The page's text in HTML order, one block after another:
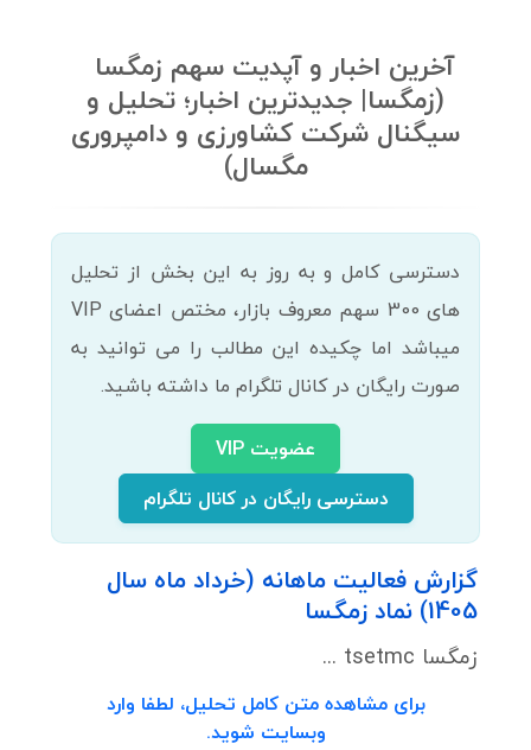
آخرین اخبار و آپدیت سهم زمگسا
(زمگسا| جدیدترین اخبار؛ تحلیل و
سیگنال شرکت کشاورزی و دامپروری
مگسال)
دسترسی کامل و به روز به این بخش از تحلیل
های 300 سهم معروف بازار، مختص اعضای VIP
میباشد اما چکیده این مطالب را می توانید به
صورت رایگان در کانال تلگرام ما داشته باشید.
عضویت VIP
دسترسی رایگان در کانال تلگرام
گزارش فعالیت ماهانه (خرداد ماه سال
1405) نماد زمگسا
زمگسا tsetmc ...
برای مشاهده متن کامل تحلیل، لطفا وارد
وبسایت شوید.